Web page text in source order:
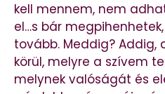
kell mennem, nem
el…s bár
tovább. Meddig? Addig,
körül, melyre a szívem
melynek valóságát és